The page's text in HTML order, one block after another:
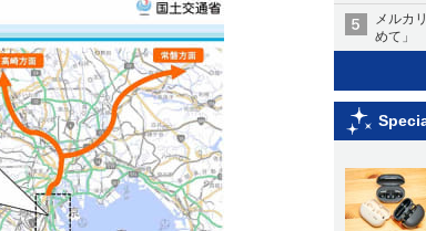
メルカ
めて」